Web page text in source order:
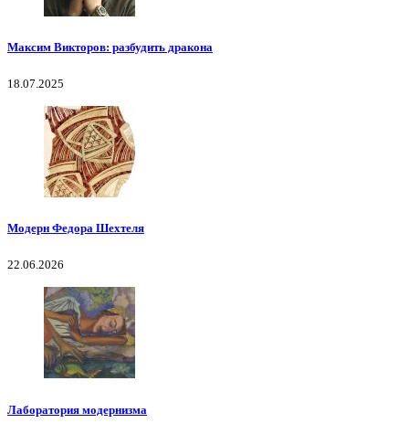
Максим Викторов: разбудить дракона
18.07.2025
Модерн Федора Шехтеля
22.06.2026
Лаборатория модернизма